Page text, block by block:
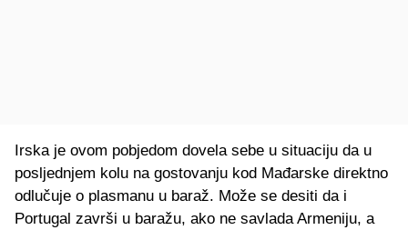
Irska je ovom pobjedom dovela sebe u situaciju da u
posljednjem kolu na gostovanju kod Mađarske direktno
odlučuje o plasmanu u baraž. Može se desiti da i
Portugal završi u baražu, ako ne savlada Armeniju, a